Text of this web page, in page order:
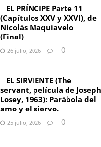
EL PRÍNCIPE Parte 11
(Capítulos XXV y XXVI), de
Nicolás Maquiavelo
(Final)
26 julio, 2026 0
EL SIRVIENTE (The
servant, película de Joseph
Losey, 1963): Parábola del
amo y el siervo.
25 julio, 2026 0